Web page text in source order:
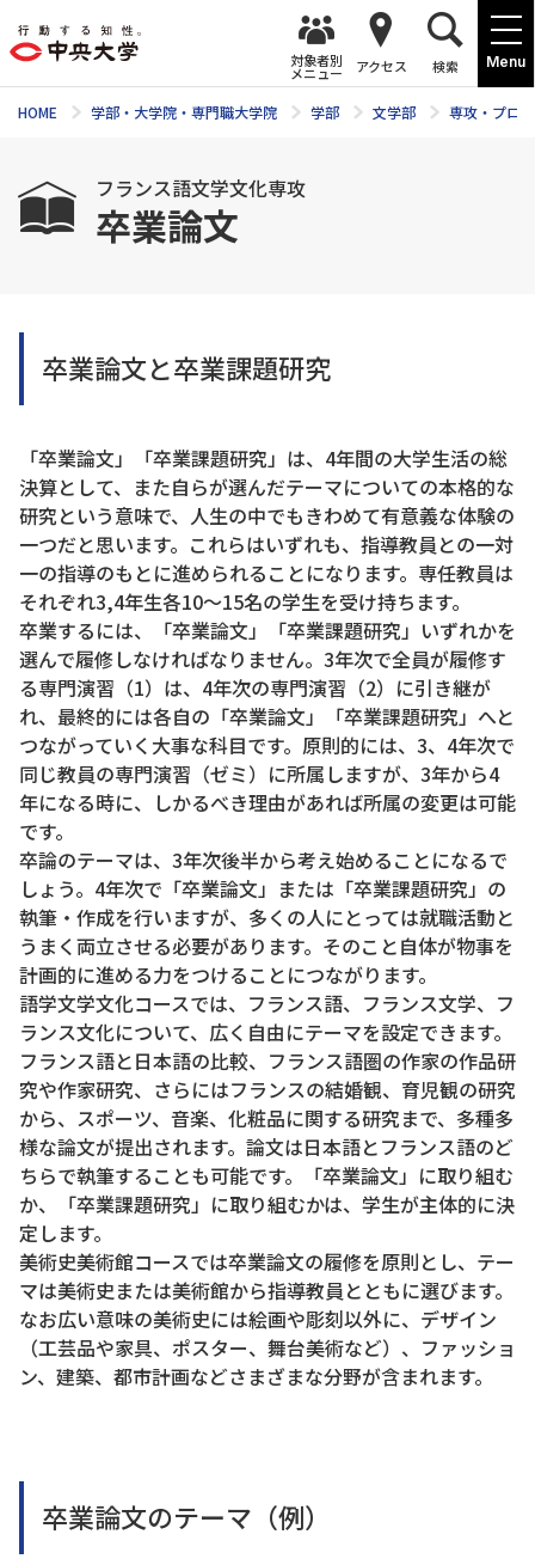
Menu
対象者別
メニュー アクセス 検索
HOME 学部・大学院・専門職大学院 学部 文学部 専攻・プロ
フランス語文学文化専攻
卒業論文
卒業論文と卒業課題研究
「卒業論文」「卒業課題研究」は、4年間の大学生活の総
決算として、また自らが選んだテーマについての本格的な
研究という意味で、人生の中でもきわめて有意義な体験の
一つだと思います。これらはいずれも、指導教員との一対
一の指導のもとに進められることになります。専任教員は
それぞれ3,4年生各10～15名の学生を受け持ちます。
卒業するには、「卒業論文」「卒業課題研究」いずれかを
選んで履修しなければなりません。3年次で全員が履修す
る専門演習（1）は、4年次の専門演習（2）に引き継が
れ、最終的には各自の「卒業論文」「卒業課題研究」へと
つながっていく大事な科目です。原則的には、3、4年次で
同じ教員の専門演習（ゼミ）に所属しますが、3年から4
年になる時に、しかるべき理由があれば所属の変更は可能
です。
卒論のテーマは、3年次後半から考え始めることになるで
しょう。4年次で「卒業論文」または「卒業課題研究」の
執筆・作成を行いますが、多くの人にとっては就職活動と
うまく両立させる必要があります。そのこと自体が物事を
計画的に進める力をつけることにつながります。
語学文学文化コースでは、フランス語、フランス文学、フ
ランス文化について、広く自由にテーマを設定できます。
フランス語と日本語の比較、フランス語圏の作家の作品研
究や作家研究、さらにはフランスの結婚観、育児観の研究
から、スポーツ、音楽、化粧品に関する研究まで、多種多
様な論文が提出されます。論文は日本語とフランス語のど
ちらで執筆することも可能です。「卒業論文」に取り組む
か、「卒業課題研究」に取り組むかは、学生が主体的に決
定します。
美術史美術館コースでは卒業論文の履修を原則とし、テー
マは美術史または美術館から指導教員とともに選びます。
なお広い意味の美術史には絵画や彫刻以外に、デザイン
（工芸品や家具、ポスター、舞台美術など）、ファッショ
ン、建築、都市計画などさまざまな分野が含まれます。
卒業論文のテーマ（例）